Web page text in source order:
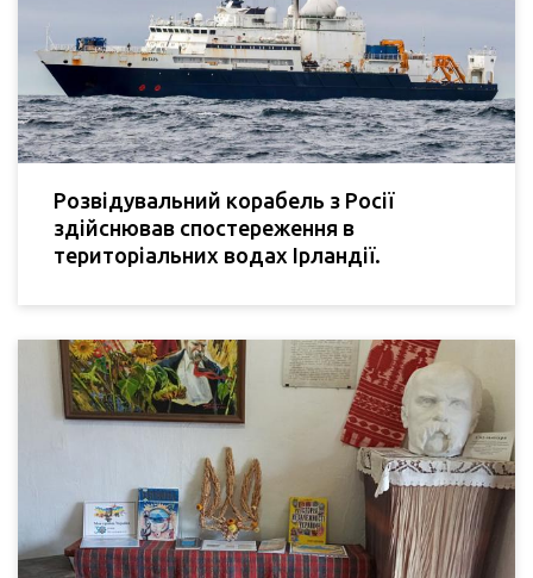
Розвідувальний корабель з Росії
здійснював спостереження в
територіальних водах Ірландії.